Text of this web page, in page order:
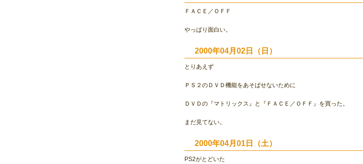
ＦＡＣＥ／ＯＦＦ
やっぱり面白い。
2000年04月02日（日）
とりあえず
ＰＳ２のＤＶＤ機能をあそばせないために
ＤＶＤの『マトリックス』と『ＦＡＣＥ／ＯＦＦ』を買った。
まだ見てない。
2000年04月01日（土）
PS2がとどいた